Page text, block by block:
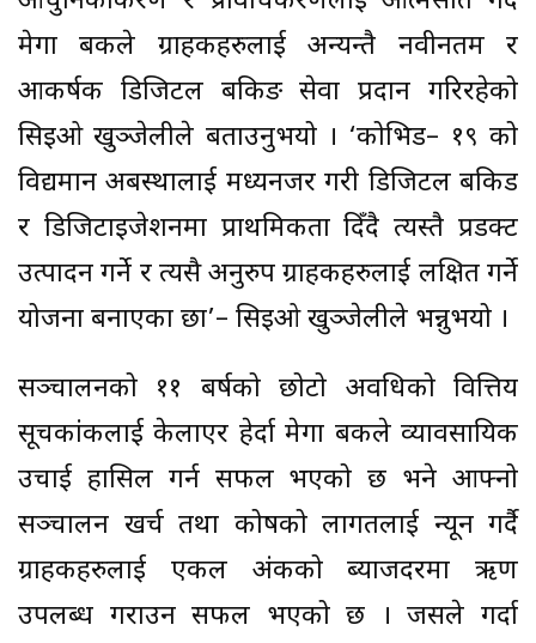
मेगा बैंकले ग्राहकहरुलाई अन्यन्तै नवीनतम र
आकर्षक डिजिटल बैंकिङ सेवा प्रदान गरिरहेको
सिइओ खुञ्जेलीले बताउनुभयो । ‘कोभिड– १९ को
विद्यमान अबस्थालाई मध्यनजर गरी डिजिटल बैंकिड
र डिजिटाइजेशनमा प्राथमिकता दिँदै त्यस्तै प्रडक्ट
उत्पादन गर्ने र त्यसै अनुरुप ग्राहकहरुलाई लक्षित गर्ने
योजना बनाएका छौं’– सिइओ खुञ्जेलीले भन्नुभयो ।
सञ्चालनको ११ बर्षको छोटो अवधिको वित्तिय
सूचकांकलाई केलाएर हेर्दा मेगा बैंकले व्यावसायिक
उचाई हासिल गर्न सफल भएको छ भने आफ्नो
सञ्चालन खर्च तथा कोषको लागतलाई न्यून गर्दै
ग्राहकहरुलाई एकल अंकको ब्याजदरमा ऋण
उपलब्ध गराउन सफल भएको छ । जसले गर्दा